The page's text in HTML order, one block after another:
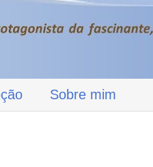
Sobre mim